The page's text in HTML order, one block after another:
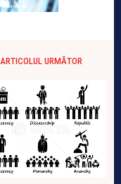
ARTICOLUL URMĂTOR